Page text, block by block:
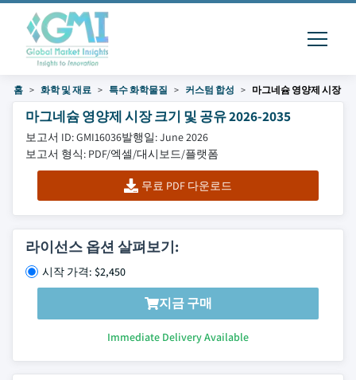
홈 화학 및 재료 특수 화학물질 커스텀 합성 마그네슘 영양제 시장
마그네슘 영양제 시장 크기 및 공유 2026-2035
보고서 ID: GMI16036발행일: June 2026
보고서 형식: PDF/엑셀/대시보드/플랫폼
무료 PDF 다운로드
라이선스 옵션 살펴보기:
시작 가격: $2,450
지금 구매
Immediate Delivery Available